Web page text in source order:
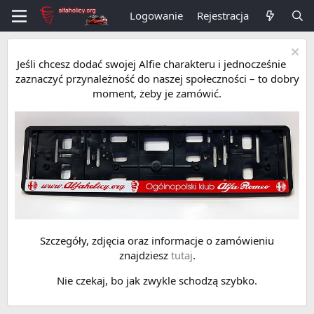
Logowanie Rejestracja
Jeśli chcesz dodać swojej Alfie charakteru i jednocześnie
zaznaczyć przynależność do naszej społeczności – to dobry
moment, żeby je zamówić.
Szczegóły, zdjęcia oraz informacje o zamówieniu
znajdziesz tutaj.
Nie czekaj, bo jak zwykle schodzą szybko.